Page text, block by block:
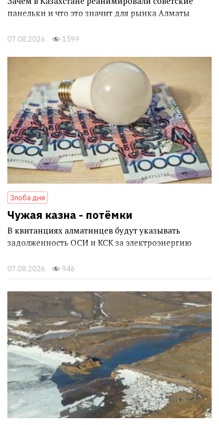
панельки и что это значит для рынка Алматы
07.08.2026 1599
Злоба дня
Чужая казна - потёмки
В квитанциях алматинцев будут указывать
задолженность ОСИ и КСК за электроэнергию
07.08.2026 946